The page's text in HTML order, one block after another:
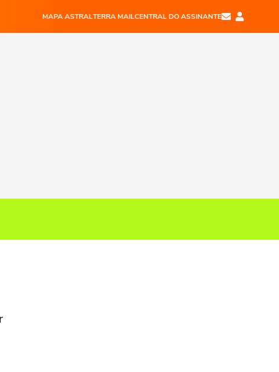
MAPA ASTRALTERRA MAILCENTRAL DO ASSINANTE